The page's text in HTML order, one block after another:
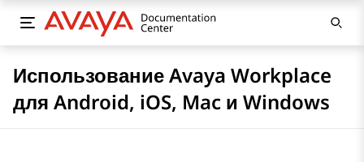
Использование Avaya Workplace
для Android, iOS, Mac и Windows